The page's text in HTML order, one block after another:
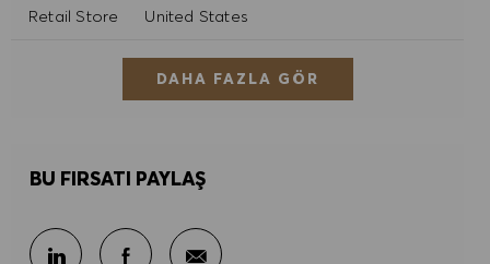
Kategori
Retail Store United States
DAHA FAZLA GÖR
BU FIRSATI PAYLAŞ
LinkedIn ile paylaş
Facebook ile paylaş
E-posta ile paylaş